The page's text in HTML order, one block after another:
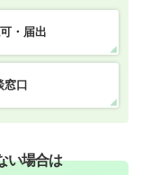
・届出
窓口
い場合は